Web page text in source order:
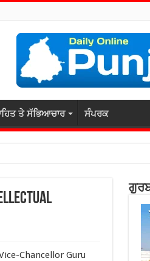
ਤੇ ਸੱਭਿਆਚਾਰ ਸੰਪਰਕ
Chancellor Guru